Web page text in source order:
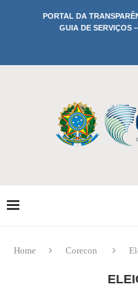
PORTAL DA
GUIA DE SERVIÇOS
Home Corecon